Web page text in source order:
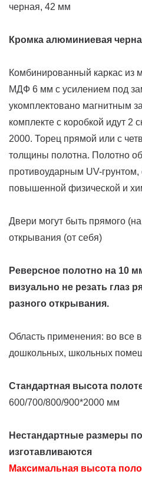
черная, 42 мм
Кромка алюминиевая
Комбинированный каркас из
МДФ 6 мм с усилением под
укомплектовано магнитным
комплекте с коробкой идут 2
2000. Торец прямой или с
толщины полотна. Полотно
противоударным UV-
повышенной физической и
Двери могут быть прямого
открывания (от себя)
Реверсное полотно на 10
визуально не резать глаз
разного открывания.
Область применения: во все
дошкольных, школьных
Стандартная высота
600/700/800/900*2000 мм
Нестандартные размеры
изготавливаются
Максимальная высота